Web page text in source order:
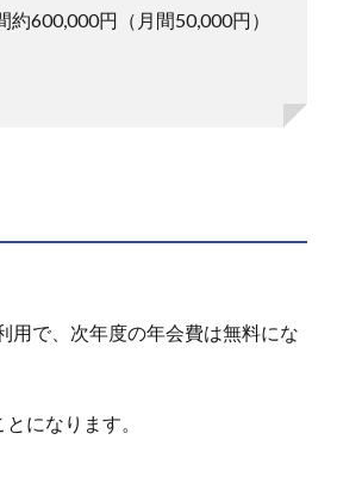
600,000円（月間50,000円）
用で、次年度の年会費は無料にな
になります。